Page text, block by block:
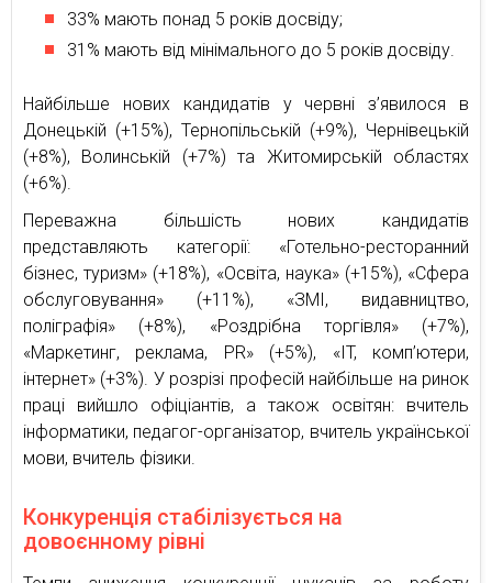
33% мають понад 5 років досвіду;
31% мають від мінімального до 5 років досвіду.
Найбільше нових кандидатів у червні з’явилося в
Донецькій (+15%), Тернопільській (+9%), Чернівецькій
(+8%), Волинській (+7%) та Житомирській областях
(+6%).
Переважна більшість нових кандидатів
представляють категорії: «Готельно-ресторанний
бізнес, туризм» (+18%), «Освіта, наука» (+15%), «Сфера
обслуговування» (+11%), «ЗМІ, видавництво,
поліграфія» (+8%), «Роздрібна торгівля» (+7%),
«Маркетинг, реклама, PR» (+5%), «IT, комп’ютери,
інтернет» (+3%). У розрізі професій найбільше на ринок
праці вийшло офіціантів, а також освітян: вчитель
інформатики, педагог-організатор, вчитель української
мови, вчитель фізики.
Конкуренція стабілізується на
довоєнному рівні